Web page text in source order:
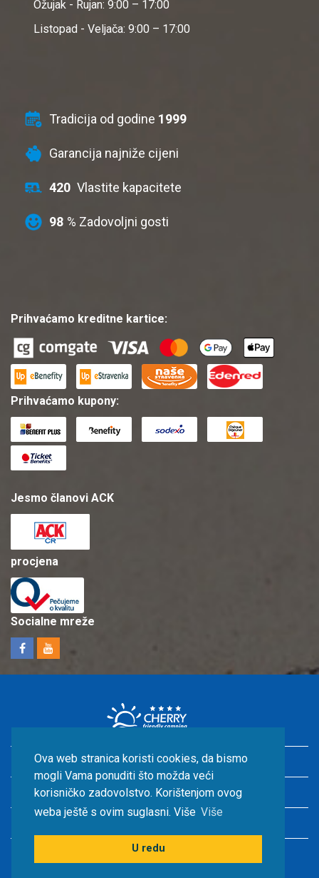
Ova web stranica koristi cookies, da bismo
mogli Vama ponuditi što možda veći
korisničko zadovolstvo. Korištenjom ovog
weba ještě s ovim suglasni. Više Više
U redu
Ožujak - Rujan: 9:00 – 17:00
Listopad - Veljača: 9:00 – 17:00
Tradicija od godine 1999
Garancija najniže cijeni
420 Vlastite kapacitete
98 % Zadovoljni gosti
Prihvaćamo kreditne kartice:
Prihvaćamo kupony:
Jesmo članovi ACK
procjena
Socialne mreže
Odmor u Hrvatskoj s djecom
Smještaj uz more
Hrvatska kampovi
© CHERRY TOUR s.r.o.2026